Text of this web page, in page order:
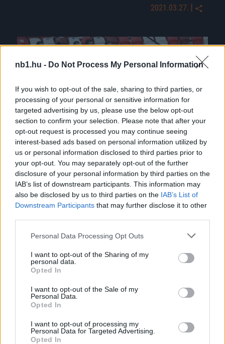
nb1.hu - Do Not Process My Personal Information
If you wish to opt-out of the sale, sharing to third parties, or
processing of your personal or sensitive information for
targeted advertising by us, please use the below opt-out
section to confirm your selection. Please note that after your
opt-out request is processed you may continue seeing
interest-based ads based on personal information utilized by
us or personal information disclosed to third parties prior to
your opt-out. You may separately opt-out of the further
disclosure of your personal information by third parties on the
IAB’s list of downstream participants. This information may
also be disclosed by us to third parties on the IAB’s List of
Downstream Participants that may further disclose it to other
Please note that this website/app uses one or more Google
not limited to your visit or usage behaviour. You may click to
grant or deny consent to Google and its third-party tags to
use your data for below specified purposes in below Google
consent section.
Personal Data Processing Opt Outs
I want to opt-out of the Sharing of my
personal data.
Opted In
I want to opt-out of the Sale of my
Personal Data.
Opted In
I want to opt-out of processing my
Personal Data for Targeted Advertising.
Opted In
2021.03.27. |
Magyarország-Románia: a büszke Gera és a piros
lap – reakciók
Mint arról beszámoltunk, a magyar U21-es
válogatott tíz emberrel is remekül harcolt a
második félidőben Románia ellen az Eb-
csoportkörös meccsen, […]
NB1